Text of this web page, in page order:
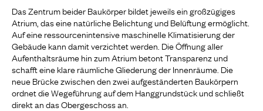
Das Zentrum beider Baukörper bildet jeweils ein großzügiges
Atrium, das eine natürliche Belichtung und Belüftung ermöglicht.
Auf eine ressourcenintensive maschinelle Klimatisierung der
Gebäude kann damit verzichtet werden. Die Öffnung aller
Aufenthaltsräume hin zum Atrium betont Transparenz und
schafft eine klare räumliche Gliederung der Innenräume. Die
neue Brücke zwischen den zwei aufgeständerten Baukörpern
ordnet die Wegeführung auf dem Hanggrundstück und schließt
direkt an das Obergeschoss an.